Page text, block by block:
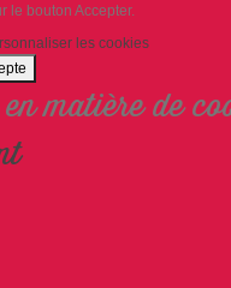
le bouton Accepter.
les cookies
matière de